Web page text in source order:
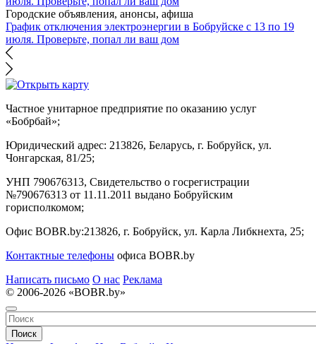
Городские объявления, анонсы, афиша
График отключения электроэнергии в Бобруйске с 13 по 19
июля. Проверьте, попал ли ваш дом
Частное унитарное предприятие по оказанию услуг
«Бобрбай»;
Юридический адрес: 213826, Беларусь, г. Бобруйск, ул.
Чонгарская, 81/25;
УНП 790676313, Свидетельство о госрегистрации
№790676313 от 11.11.2011 выдано Бобруйским
горисполкомом;
Офис BOBR.by:213826, г. Бобруйск, ул. Карла Либкнехта, 25;
Контактные телефоны офиса BOBR.by
Написать письмо О нас Реклама
© 2006-2026 «BOBR.by»
Поиск